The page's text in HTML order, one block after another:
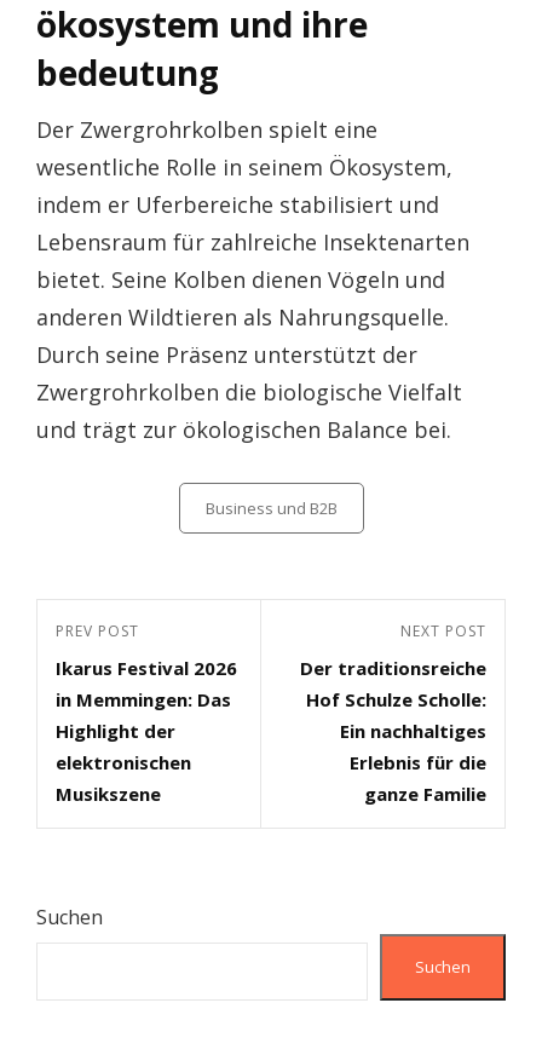
ökosystem und ihre
bedeutung
Der Zwergrohrkolben spielt eine
wesentliche Rolle in seinem Ökosystem,
indem er Uferbereiche stabilisiert und
Lebensraum für zahlreiche Insektenarten
bietet. Seine Kolben dienen Vögeln und
anderen Wildtieren als Nahrungsquelle.
Durch seine Präsenz unterstützt der
Zwergrohrkolben die biologische Vielfalt
und trägt zur ökologischen Balance bei.
Business und B2B
Beitragsnavigation
Previous
Post
PREV POST
Ikarus Festival 2026
in Memmingen: Das
Highlight der
elektronischen
Musikszene
Post
NEXT POST
Der traditionsreiche
Hof Schulze Scholle:
Ein nachhaltiges
Erlebnis für die
ganze Familie
Suchen
Suchen